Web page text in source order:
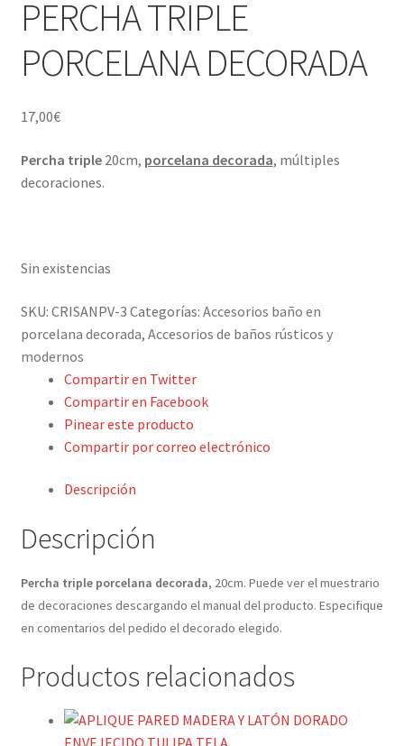
Porcelana blanca Profesional y Hostelería
Pigmentos Porcelana y Vidrio, Mediums, material pintura
porcelana
Menaje y servicio de mesa
Regalo original
Decoración, cuadros y espejos
Iluminación, lamparas y apliques
Muebles
Detalles ceremonia, regalo publicitario, promocional
¿Quiénes somos?
PERCHA TRIPLE
PORCELANA DECORADA
17,00€
Percha triple 20cm, porcelana decorada, múltiples
decoraciones.
Sin existencias
SKU: CRISANPV-3 Categorías: Accesorios baño en
porcelana decorada, Accesorios de baños rústicos y
modernos
Compartir en Twitter
Compartir en Facebook
Pinear este producto
Compartir por correo electrónico
Descripción
Descripción
Percha triple porcelana decorada, 20cm. Puede ver el muestrario
de decoraciones descargando el manual del producto. Especifique
en comentarios del pedido el decorado elegido.
Productos relacionados